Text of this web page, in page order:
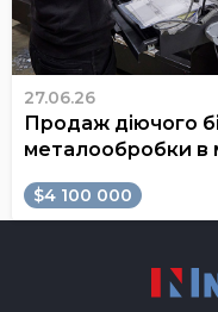
27.06.26
Продаж діючого
металообробки в
$4 100 000